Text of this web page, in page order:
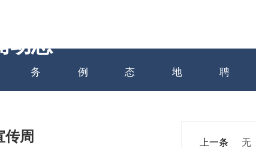
务 例 态 地 聘
动态
传周 上一条 无